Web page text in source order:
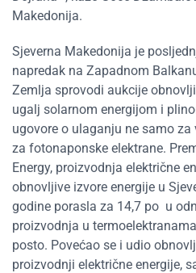
Makedonija.
Sjeverna Makedonija je
napredak na Zapadnom
Zemlja sprovodi aukcije
ugalj solarnom energijom i
ugovore o ulaganju ne samo za
za fotonaponske elektrane.
Energy, proizvodnja električne
obnovljive izvore energije u
godine porasla za 14,7 po u
proizvodnja u
posto. Povećao se i udio
proizvodnji električne energije,